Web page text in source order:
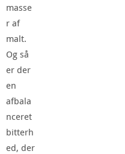
masse
r af
malt.
Og så
er der
en
afbala
nceret
bitterh
ed, der